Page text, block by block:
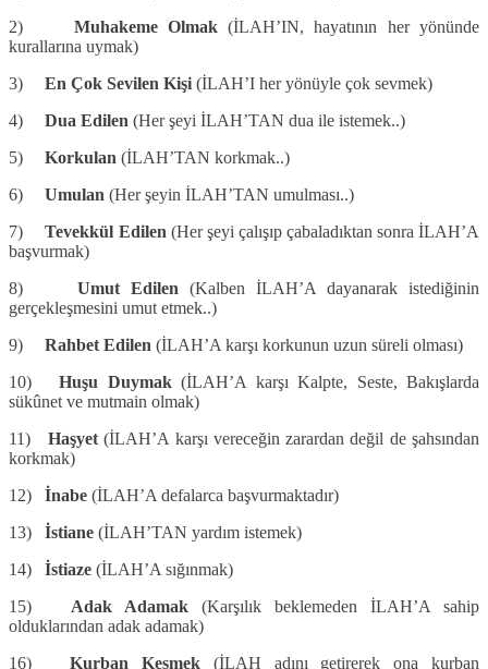
2) Muhakeme Olmak(İLAH’IN, hayatının her yönünde
kurallarına uymak)
3) En Çok Sevilen Kişi (İLAH’I her yönüyle çok sevmek)
4) Dua Edilen (Her şeyi İLAH’TAN dua ile istemek..)
5) Korkulan (İLAH’TAN korkmak..)
6) Umulan (Her şeyin İLAH’TAN umulması..)
7)Tevekkül Edilen (Her şeyi çalışıp çabaladıktan sonra İLAH’A
başvurmak)
8) Umut Edilen (Kalben İLAH’A dayanarak istediğinin
gerçekleşmesini umut etmek..)
9) Rahbet Edilen (İLAH’A karşı korkunun uzun süreli olması)
10)Huşu Duymak(İLAH’A karşı Kalpte, Seste, Bakışlarda
sükûnet ve mutmain olmak)
11) Haşyet(İLAH’A karşı vereceğin zarardan değil de şahsından
korkmak)
12) İnabe (İLAH’A defalarca başvurmaktadır)
13) İstiane (İLAH’TAN yardım istemek)
14) İstiaze (İLAH’A sığınmak)
15) Adak Adamak (Karşılık beklemeden İLAH’A sahip
olduklarından adak adamak)
16)Kurban Kesmek (İLAH adını getirerek ona kurban